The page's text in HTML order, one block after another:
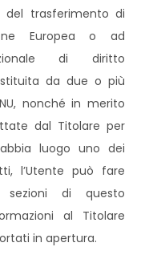
trasferimento di
Europea o ad
di diritto
da due o più
nonché in merito
dal Titolare per
luogo uno dei
l’Utente può fare
sezioni di questo
al Titolare
in apertura.